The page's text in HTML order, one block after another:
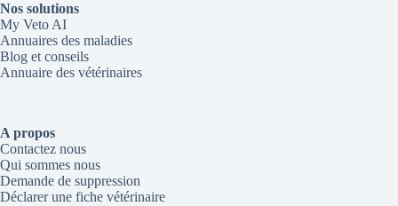
Nos solutions
My Veto AI
Annuaires des maladies
Blog et conseils
Annuaire des vétérinaires
A propos
Contactez nous
Qui sommes nous
Demande de suppression
Déclarer une fiche vétérinaire